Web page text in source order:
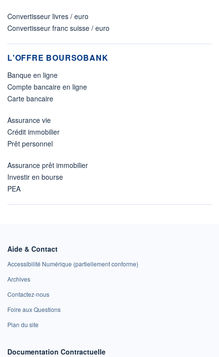
Convertisseur livres / euro
Convertisseur franc suisse / euro
L'OFFRE BOURSOBANK
Banque en ligne
Compte bancaire en ligne
Carte bancaire
Assurance vie
Crédit immobilier
Prêt personnel
Assurance prêt immobilier
Investir en bourse
PEA
Aide & Contact
Accessibilité Numérique (partiellement conforme)
Archives
Contactez-nous
Foire aux Questions
Plan du site
Documentation Contractuelle